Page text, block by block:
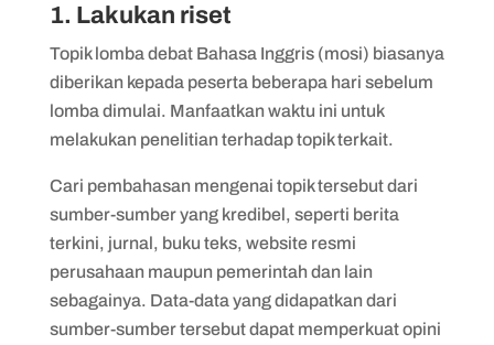
1. Lakukan riset
Topik lomba debat Bahasa Inggris (mosi) biasanya
diberikan kepada peserta beberapa hari sebelum
lomba dimulai. Manfaatkan waktu ini untuk
melakukan penelitian terhadap topik terkait.
Cari pembahasan mengenai topik tersebut dari
sumber-sumber yang kredibel, seperti berita
terkini, jurnal, buku teks, website resmi
perusahaan maupun pemerintah dan lain
sebagainya. Data-data yang didapatkan dari
sumber-sumber tersebut dapat memperkuat opini